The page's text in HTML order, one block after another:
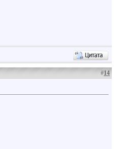
#14